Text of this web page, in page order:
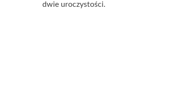
dwie uroczystości.